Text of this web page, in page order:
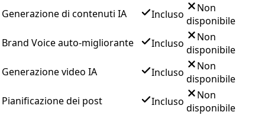
Generazione di contenuti IA Incluso
Non
disponibile
Brand Voice auto-migliorante
Incluso
Non
disponibile
Generazione video IA
Incluso
Non
disponibile
Pianificazione dei post
Incluso
Non
disponibile